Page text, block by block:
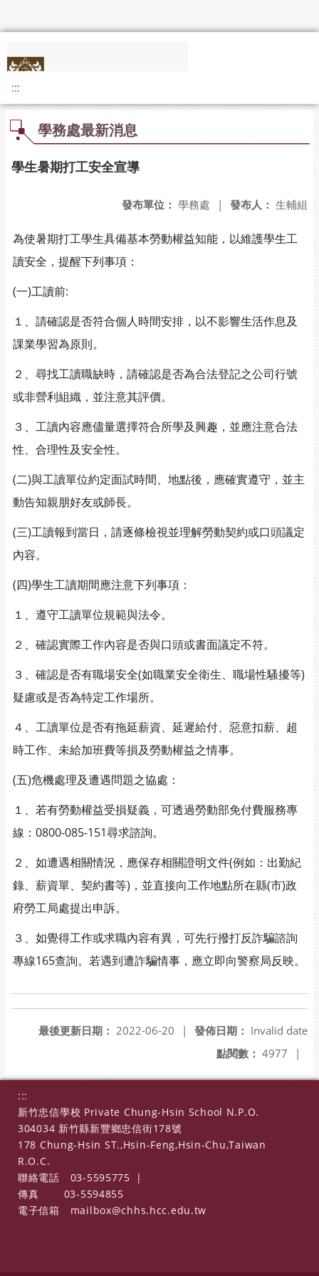
:::
學務處最新消息
學生暑期打工安全宣導
發布人： 生輔組
發布單位： 學務處 |
為使暑期打工學生具備基本勞動權益知能，以維護學生工
讀安全，提醒下列事項：
(一)工讀前:
１、請確認是否符合個人時間安排，以不影響生活作息及
課業學習為原則。
２、尋找工讀職缺時，請確認是否為合法登記之公司行號
或非營利組織，並注意其評價。
３、工讀內容應儘量選擇符合所學及興趣，並應注意合法
性、合理性及安全性。
(二)與工讀單位約定面試時間、地點後，應確實遵守，並主
動告知親朋好友或師長。
(三)工讀報到當日，請逐條檢視並理解勞動契約或口頭議定
內容。
(四)學生工讀期間應注意下列事項：
１、遵守工讀單位規範與法令。
２、確認實際工作內容是否與口頭或書面議定不符。
３、確認是否有職場安全(如職業安全衛生、職場性騷擾等)
疑慮或是否為特定工作場所。
４、工讀單位是否有拖延薪資、延遲給付、惡意扣薪、超
時工作、未給加班費等損及勞動權益之情事。
(五)危機處理及遭遇問題之協處：
１、若有勞動權益受損疑義，可透過勞動部免付費服務專
線：0800-085-151尋求諮詢。
２、如遭遇相關情況，應保存相關證明文件(例如：出勤紀
錄、薪資單、契約書等)，並直接向工作地點所在縣(市)政
府勞工局處提出申訴。
３、如覺得工作或求職內容有異，可先行撥打反詐騙諮詢
專線165查詢。若遇到遭詐騙情事，應立即向警察局反映。
發佈日期： Invalid date
最後更新日期： 2022-06-20
|
點閱數： 4977 |
:::
新竹忠信學校 Private Chung-Hsin School N.P.O.
304034 新竹縣新豐鄉忠信街178號
178 Chung-Hsin ST.,Hsin-Feng,Hsin-Chu,Taiwan
R.O.C.
聯絡電話
03-5595775
|
傳真
03-5594855
電子信箱
mailbox@chhs.hcc.edu.tw